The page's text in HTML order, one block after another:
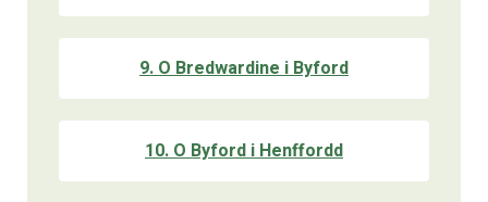
9. O Bredwardine i Byford
10. O Byford i Henffordd